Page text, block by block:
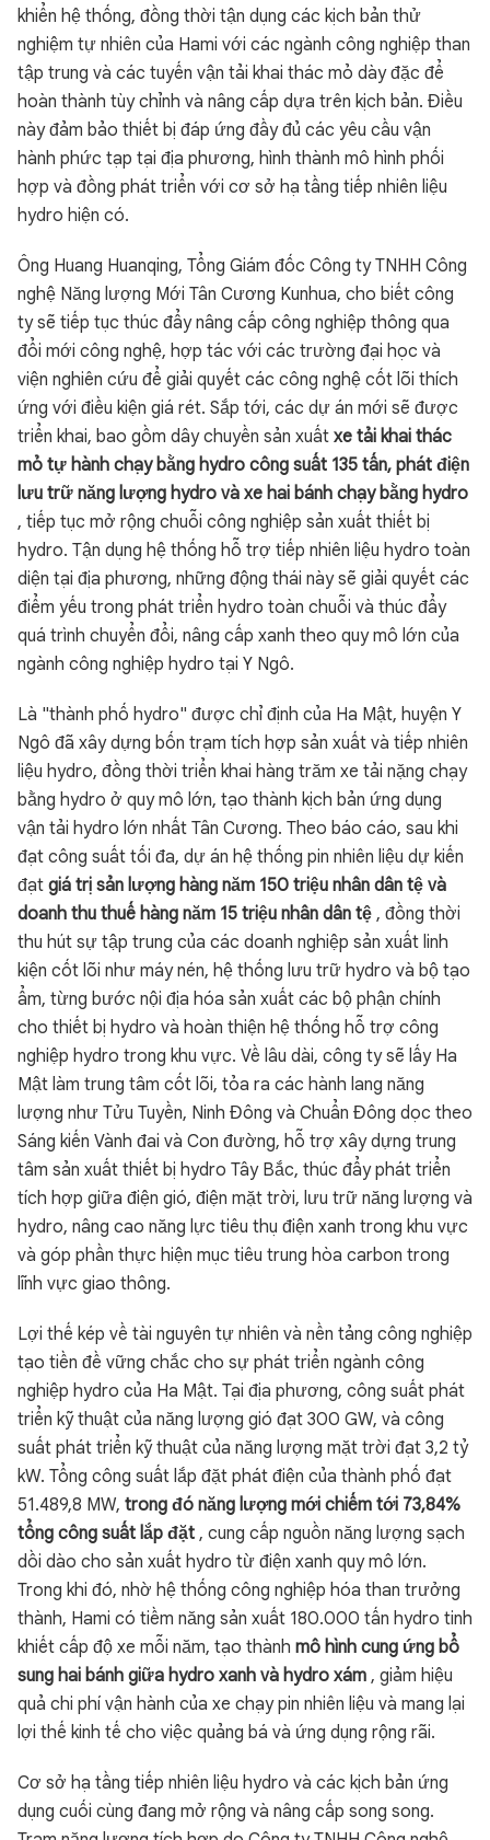
khiển hệ thống, đồng thời tận dụng các kịch bản thử
nghiệm tự nhiên của Hami với các ngành công nghiệp than
tập trung và các tuyến vận tải khai thác mỏ dày đặc để
hoàn thành tùy chỉnh và nâng cấp dựa trên kịch bản. Điều
này đảm bảo thiết bị đáp ứng đầy đủ các yêu cầu vận
hành phức tạp tại địa phương, hình thành mô hình phối
hợp và đồng phát triển với cơ sở hạ tầng tiếp nhiên liệu
hydro hiện có.
Ông Huang Huanqing, Tổng Giám đốc Công ty TNHH Công
nghệ Năng lượng Mới Tân Cương Kunhua, cho biết công
ty sẽ tiếp tục thúc đẩy nâng cấp công nghiệp thông qua
đổi mới công nghệ, hợp tác với các trường đại học và
viện nghiên cứu để giải quyết các công nghệ cốt lõi thích
ứng với điều kiện giá rét. Sắp tới, các dự án mới sẽ được
triển khai, bao gồm dây chuyền sản xuất xe tải khai thác
mỏ tự hành chạy bằng hydro công suất 135 tấn, phát điện
lưu trữ năng lượng hydro và xe hai bánh chạy bằng hydro
, tiếp tục mở rộng chuỗi công nghiệp sản xuất thiết bị
hydro. Tận dụng hệ thống hỗ trợ tiếp nhiên liệu hydro toàn
diện tại địa phương, những động thái này sẽ giải quyết các
điểm yếu trong phát triển hydro toàn chuỗi và thúc đẩy
quá trình chuyển đổi, nâng cấp xanh theo quy mô lớn của
ngành công nghiệp hydro tại Y Ngô.
Là "thành phố hydro" được chỉ định của Ha Mật, huyện Y
Ngô đã xây dựng bốn trạm tích hợp sản xuất và tiếp nhiên
liệu hydro, đồng thời triển khai hàng trăm xe tải nặng chạy
bằng hydro ở quy mô lớn, tạo thành kịch bản ứng dụng
vận tải hydro lớn nhất Tân Cương. Theo báo cáo, sau khi
đạt công suất tối đa, dự án hệ thống pin nhiên liệu dự kiến
đạt giá trị sản lượng hàng năm 150 triệu nhân dân tệ và
doanh thu thuế hàng năm 15 triệu nhân dân tệ , đồng thời
thu hút sự tập trung của các doanh nghiệp sản xuất linh
kiện cốt lõi như máy nén, hệ thống lưu trữ hydro và bộ tạo
ẩm, từng bước nội địa hóa sản xuất các bộ phận chính
cho thiết bị hydro và hoàn thiện hệ thống hỗ trợ công
nghiệp hydro trong khu vực. Về lâu dài, công ty sẽ lấy Ha
Mật làm trung tâm cốt lõi, tỏa ra các hành lang năng
lượng như Tửu Tuyền, Ninh Đông và Chuẩn Đông dọc theo
Sáng kiến Vành đai và Con đường, hỗ trợ xây dựng trung
tâm sản xuất thiết bị hydro Tây Bắc, thúc đẩy phát triển
tích hợp giữa điện gió, điện mặt trời, lưu trữ năng lượng và
hydro, nâng cao năng lực tiêu thụ điện xanh trong khu vực
và góp phần thực hiện mục tiêu trung hòa carbon trong
lĩnh vực giao thông.
Lợi thế kép về tài nguyên tự nhiên và nền tảng công nghiệp
tạo tiền đề vững chắc cho sự phát triển ngành công
nghiệp hydro của Ha Mật. Tại địa phương, công suất phát
triển kỹ thuật của năng lượng gió đạt 300 GW, và công
suất phát triển kỹ thuật của năng lượng mặt trời đạt 3,2 tỷ
kW. Tổng công suất lắp đặt phát điện của thành phố đạt
51.489,8 MW, trong đó năng lượng mới chiếm tới 73,84%
tổng công suất lắp đặt , cung cấp nguồn năng lượng sạch
dồi dào cho sản xuất hydro từ điện xanh quy mô lớn.
Trong khi đó, nhờ hệ thống công nghiệp hóa than trưởng
thành, Hami có tiềm năng sản xuất 180.000 tấn hydro tinh
khiết cấp độ xe mỗi năm, tạo thành mô hình cung ứng bổ
sung hai bánh giữa hydro xanh và hydro xám , giảm hiệu
quả chi phí vận hành của xe chạy pin nhiên liệu và mang lại
lợi thế kinh tế cho việc quảng bá và ứng dụng rộng rãi.
Cơ sở hạ tầng tiếp nhiên liệu hydro và các kịch bản ứng
dụng cuối cùng đang mở rộng và nâng cấp song song.